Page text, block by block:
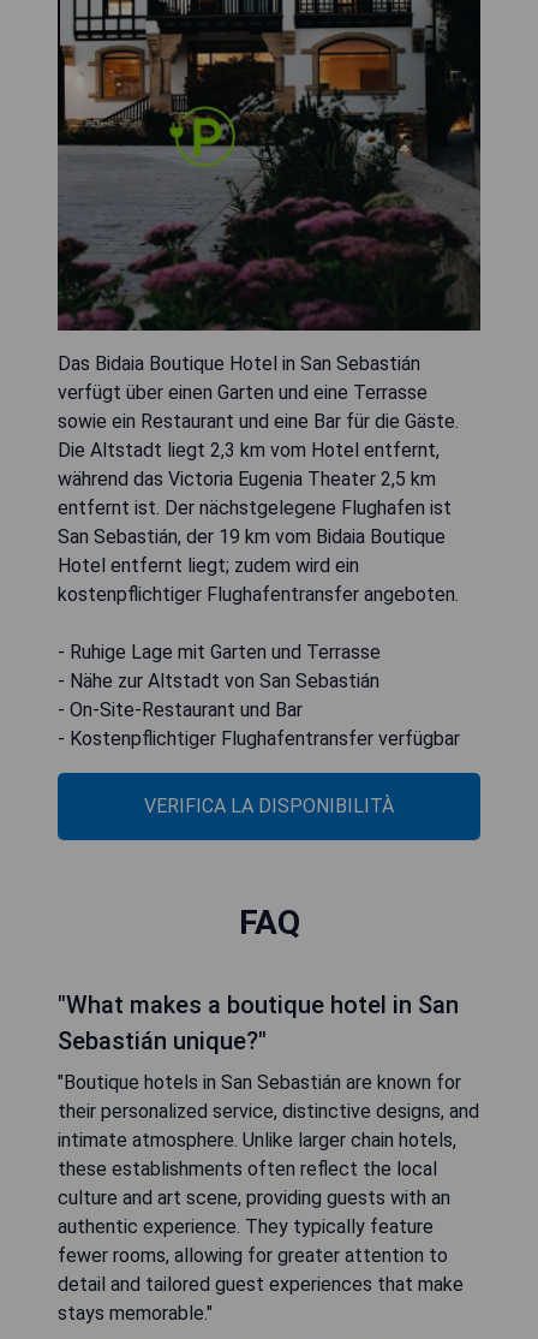
Das Bidaia Boutique Hotel in San Sebastián
verfügt über einen Garten und eine Terrasse
sowie ein Restaurant und eine Bar für die Gäste.
Die Altstadt liegt 2,3 km vom Hotel entfernt,
während das Victoria Eugenia Theater 2,5 km
entfernt ist. Der nächstgelegene Flughafen ist
San Sebastián, der 19 km vom Bidaia Boutique
Hotel entfernt liegt; zudem wird ein
kostenpflichtiger Flughafentransfer angeboten.
- Ruhige Lage mit Garten und Terrasse
- Nähe zur Altstadt von San Sebastián
- On-Site-Restaurant und Bar
- Kostenpflichtiger Flughafentransfer verfügbar
VERIFICA LA DISPONIBILITÀ
FAQ
"What makes a boutique hotel in San
Sebastián unique?"
"Boutique hotels in San Sebastián are known for
their personalized service, distinctive designs, and
intimate atmosphere. Unlike larger chain hotels,
these establishments often reflect the local
culture and art scene, providing guests with an
authentic experience. They typically feature
fewer rooms, allowing for greater attention to
detail and tailored guest experiences that make
stays memorable."